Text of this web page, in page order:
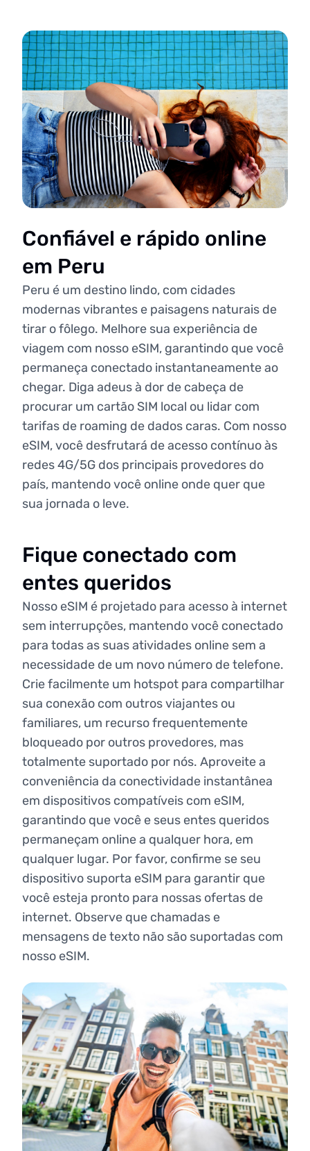
Confiável e rápido online
em Peru
Peru é um destino lindo, com cidades
modernas vibrantes e paisagens naturais de
tirar o fôlego. Melhore sua experiência de
viagem com nosso eSIM, garantindo que você
permaneça conectado instantaneamente ao
chegar. Diga adeus à dor de cabeça de
procurar um cartão SIM local ou lidar com
tarifas de roaming de dados caras. Com nosso
eSIM, você desfrutará de acesso contínuo às
redes 4G/5G dos principais provedores do
país, mantendo você online onde quer que
sua jornada o leve.
Fique conectado com
entes queridos
Nosso eSIM é projetado para acesso à internet
sem interrupções, mantendo você conectado
para todas as suas atividades online sem a
necessidade de um novo número de telefone.
Crie facilmente um hotspot para compartilhar
sua conexão com outros viajantes ou
familiares, um recurso frequentemente
bloqueado por outros provedores, mas
totalmente suportado por nós. Aproveite a
conveniência da conectividade instantânea
em dispositivos compatíveis com eSIM,
garantindo que você e seus entes queridos
permaneçam online a qualquer hora, em
qualquer lugar. Por favor, confirme se seu
dispositivo suporta eSIM para garantir que
você esteja pronto para nossas ofertas de
internet. Observe que chamadas e
mensagens de texto não são suportadas com
nosso eSIM.